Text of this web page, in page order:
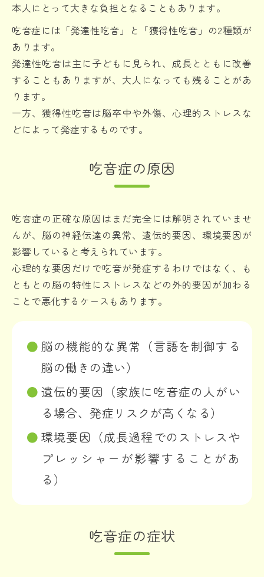
本人にとって大きな負担となることもあります。
吃音症には「発達性吃音」と「獲得性吃音」の2種類が
あります。
発達性吃音は主に子どもに見られ、成長とともに改善
することもありますが、大人になっても残ることがあ
ります。
一方、獲得性吃音は脳卒中や外傷、心理的ストレスな
どによって発症するものです。
吃音症の原因
吃音症の正確な原因はまだ完全には解明されていませ
んが、脳の神経伝達の異常、遺伝的要因、環境要因が
影響していると考えられています。
心理的な要因だけで吃音が発症するわけではなく、も
ともとの脳の特性にストレスなどの外的要因が加わる
ことで悪化するケースもあります。
脳の機能的な異常（言語を制御する
脳の働きの違い）
遺伝的要因（家族に吃音症の人がい
る場合、発症リスクが高くなる）
環境要因（成長過程でのストレスや
プレッシャーが影響することがあ
る）
吃音症の症状